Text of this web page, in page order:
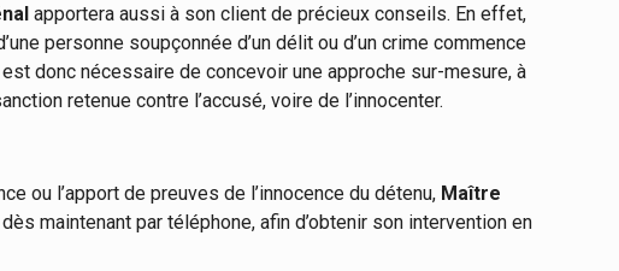
apportera aussi à son client de précieux conseils. En effet,
personne soupçonnée d’un délit ou d’un crime commence
donc nécessaire de concevoir une approche sur-mesure, à
retenue contre l’accusé, voire de l’innocenter.
ou l’apport de preuves de l’innocence du détenu, Maître
maintenant par téléphone, afin d’obtenir son intervention en